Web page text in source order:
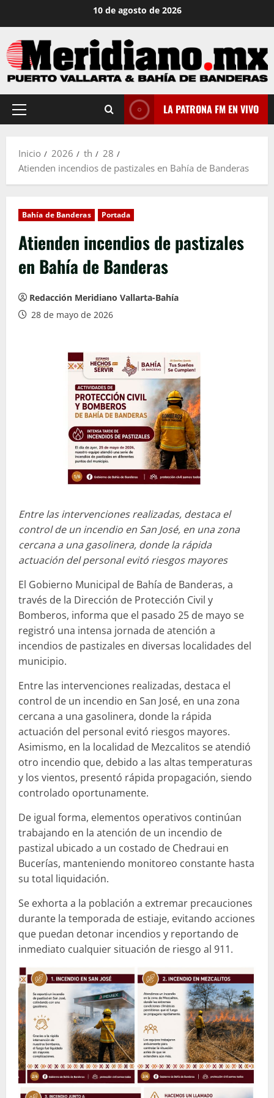
contenido
10 de agosto de 2026
Menú
LA PATRONA FM EN VIVO
Inicio 2026 th
28
Atienden incendios de pastizales en Bahía de Banderas
Bahía de Banderas Portada
Atienden incendios de pastizales
en Bahía de Banderas
Redacción Meridiano Vallarta-Bahía
28 de mayo de 2026
Entre las intervenciones realizadas, destaca el
control de un incendio en San José, en una zona
cercana a una gasolinera, donde la rápida
actuación del personal evitó riesgos mayores
El Gobierno Municipal de Bahía de Banderas, a
través de la Dirección de Protección Civil y
Bomberos, informa que el pasado 25 de mayo se
registró una intensa jornada de atención a
incendios de pastizales en diversas localidades del
municipio.
Entre las intervenciones realizadas, destaca el
control de un incendio en San José, en una zona
cercana a una gasolinera, donde la rápida
actuación del personal evitó riesgos mayores.
Asimismo, en la localidad de Mezcalitos se atendió
otro incendio que, debido a las altas temperaturas
y los vientos, presentó rápida propagación, siendo
controlado oportunamente.
De igual forma, elementos operativos continúan
trabajando en la atención de un incendio de
pastizal ubicado a un costado de Chedraui en
Bucerías, manteniendo monitoreo constante hasta
su total liquidación.
Se exhorta a la población a extremar precauciones
durante la temporada de estiaje, evitando acciones
que puedan detonar incendios y reportando de
inmediato cualquier situación de riesgo al 911.